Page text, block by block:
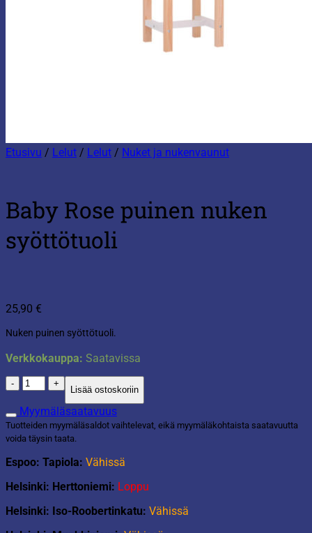
Etusivu / Lelut / Lelut / Nuket ja nukenvaunut
Baby Rose puinen nuken
syöttötuoli
25,90 €
Nuken puinen syöttötuoli.
Verkkokauppa: Saatavissa
Baby
Rose
puinen
nuken
syöttötuoli
määrä
Lisää ostoskoriin
Myymäläsaatavuus
Tuotteiden myymäläsaldot vaihtelevat, eikä myymäläkohtaista saatavuutta
voida täysin taata.
Espoo: Tapiola: Vähissä
Helsinki: Herttoniemi: Loppu
Helsinki: Iso-Roobertinkatu: Vähissä